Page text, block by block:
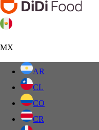
MX
AR
CL
CO
CR